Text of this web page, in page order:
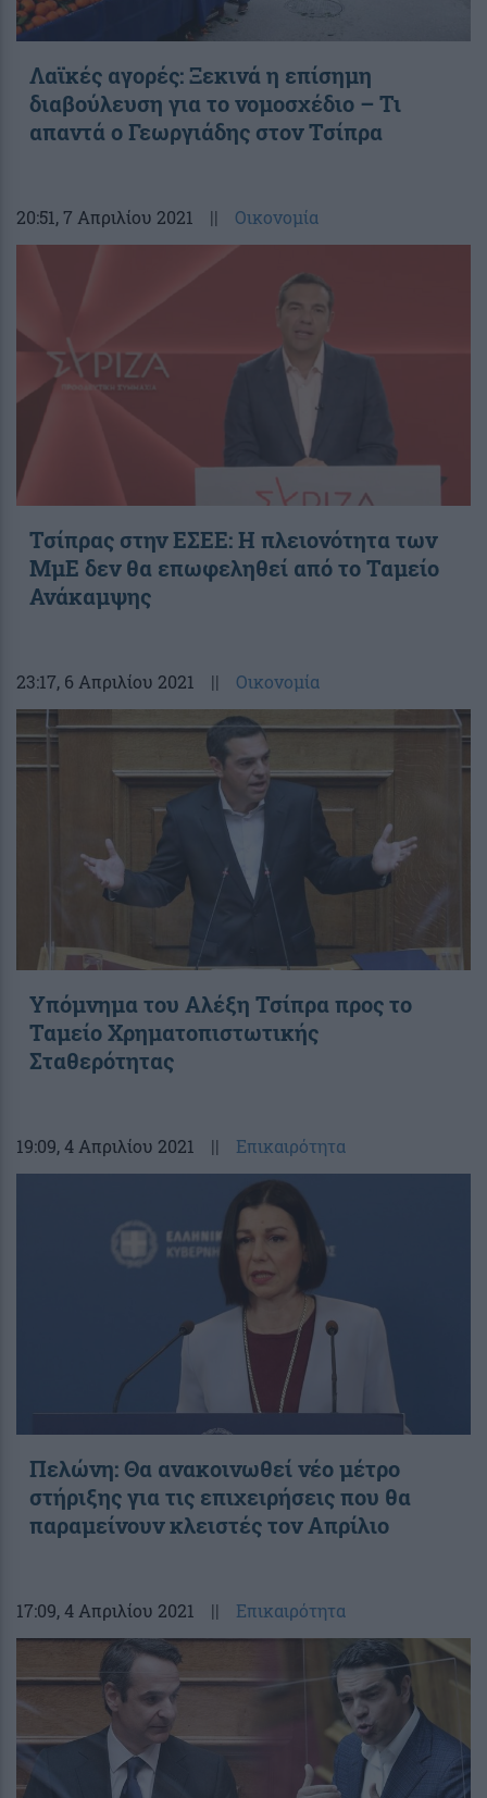
Λαϊκές αγορές: Ξεκινά η επίσημη
διαβούλευση για το νομοσχέδιο – Τι
απαντά ο Γεωργιάδης στον Τσίπρα
20:51, 7 Απριλίου 2021 || Οικονομία
Τσίπρας στην ΕΣΕΕ: Η πλειονότητα των
ΜμΕ δεν θα επωφεληθεί από το Ταμείο
Ανάκαμψης
23:17, 6 Απριλίου 2021 || Οικονομία
Υπόμνημα του Αλέξη Τσίπρα προς το
Ταμείο Χρηματοπιστωτικής
Σταθερότητας
19:09, 4 Απριλίου 2021 || Επικαιρότητα
Πελώνη: Θα ανακοινωθεί νέο μέτρο
στήριξης για τις επιχειρήσεις που θα
παραμείνουν κλειστές τον Απρίλιο
17:09, 4 Απριλίου 2021 || Επικαιρότητα